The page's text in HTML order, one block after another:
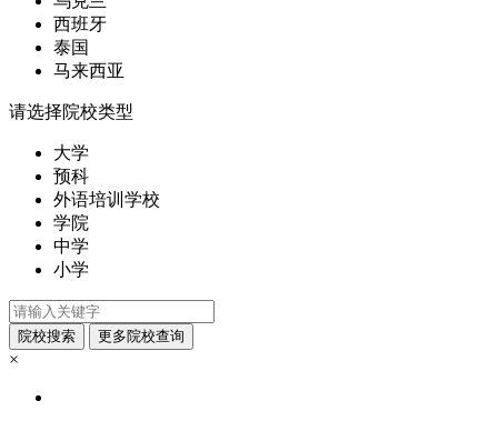
西班牙
泰国
马来西亚
请选择院校类型
大学
预科
外语培训学校
学院
中学
小学
×